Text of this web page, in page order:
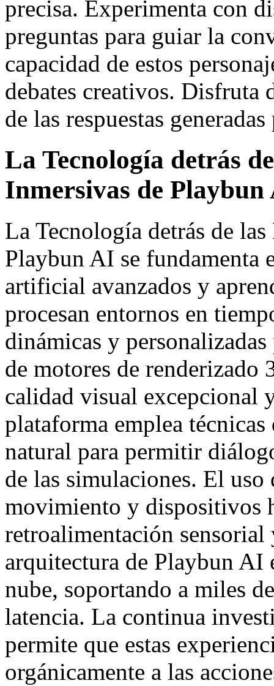
precisa. Experimenta con
preguntas para guiar la
capacidad de estos
debates creativos. Disfruta
de las respuestas
La Tecnología detrás
Inmersivas de Playbun
La Tecnología detrás de
Playbun AI se fundamenta
artificial avanzados y
procesan entornos en
dinámicas y
de motores de renderizado
calidad visual excepcional
plataforma emplea
natural para permitir
de las simulaciones. El uso
movimiento y dispositivos
retroalimentación
arquitectura de Playbun AI
nube, soportando a miles
latencia. La continua
permite que estas
orgánicamente a las